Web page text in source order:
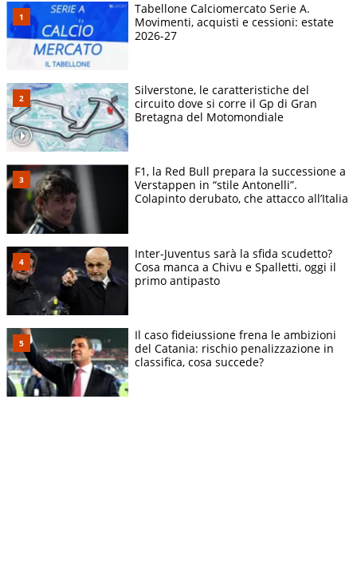
Tabellone Calciomercato Serie A.
Movimenti, acquisti e cessioni: estate
2026-27
Silverstone, le caratteristiche del
circuito dove si corre il Gp di Gran
Bretagna del Motomondiale
F1, la Red Bull prepara la successione a
Verstappen in “stile Antonelli”.
Colapinto derubato, che attacco all’Italia
Inter-Juventus sarà la sfida scudetto?
Cosa manca a Chivu e Spalletti, oggi il
primo antipasto
Il caso fideiussione frena le ambizioni
del Catania: rischio penalizzazione in
classifica, cosa succede?